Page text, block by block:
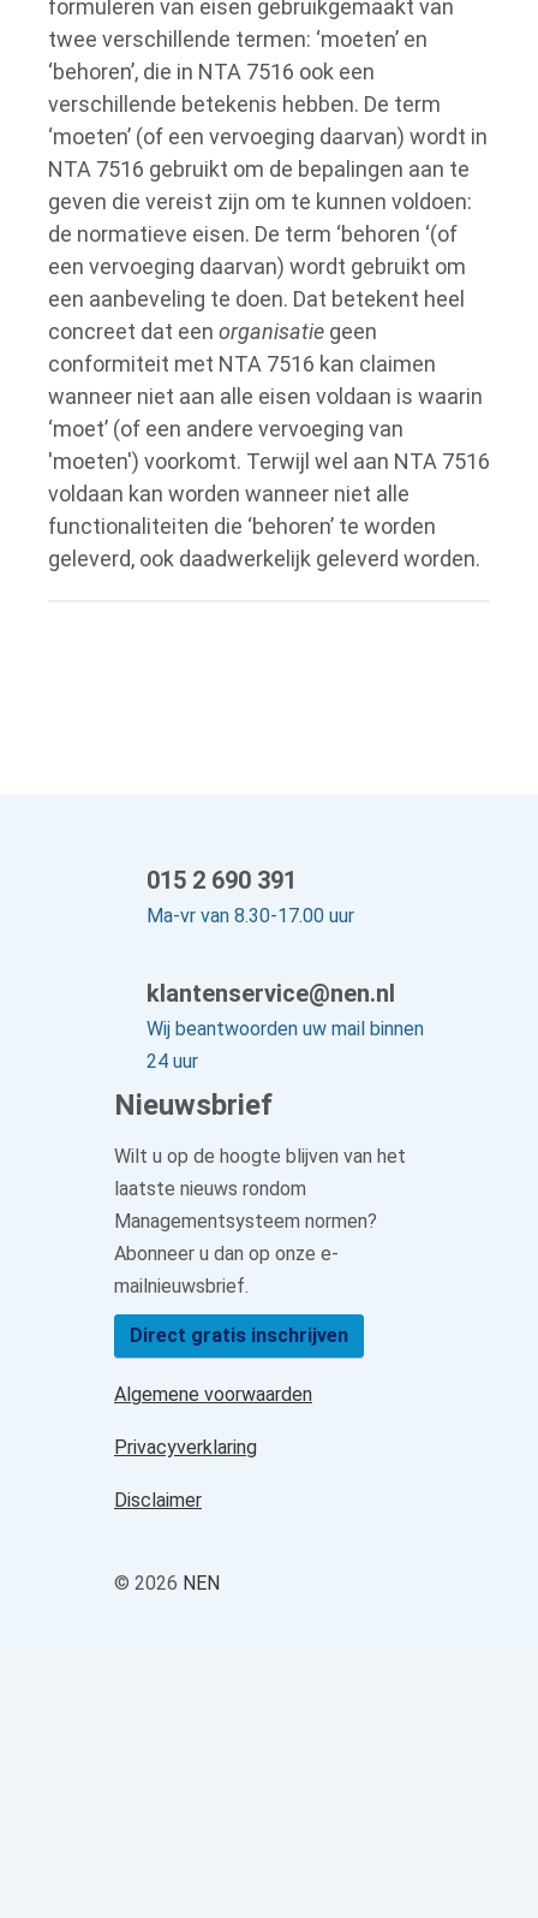
formuleren van eisen gebruikgemaakt van
twee verschillende termen: ‘moeten’ en
‘behoren’, die in NTA 7516 ook een
verschillende betekenis hebben. De term
‘moeten’ (of een vervoeging daarvan) wordt in
NTA 7516 gebruikt om de bepalingen aan te
geven die vereist zijn om te kunnen voldoen:
de normatieve eisen. De term ‘behoren ‘(of
een vervoeging daarvan) wordt gebruikt om
een aanbeveling te doen. Dat betekent heel
concreet dat een organisatie geen
conformiteit met NTA 7516 kan claimen
wanneer niet aan alle eisen voldaan is waarin
‘moet’ (of een andere vervoeging van
'moeten') voorkomt. Terwijl wel aan NTA 7516
voldaan kan worden wanneer niet alle
functionaliteiten die ‘behoren’ te worden
geleverd, ook daadwerkelijk geleverd worden.
015 2 690 391
Ma-vr van 8.30-17.00 uur
klantenservice@nen.nl
Wij beantwoorden uw mail binnen
24 uur
Nieuwsbrief
Wilt u op de hoogte blijven van het
laatste nieuws rondom
Managementsysteem normen?
Abonneer u dan op onze e-
mailnieuwsbrief.
Direct gratis inschrijven
Algemene voorwaarden
Privacyverklaring
Disclaimer
© 2026 NEN